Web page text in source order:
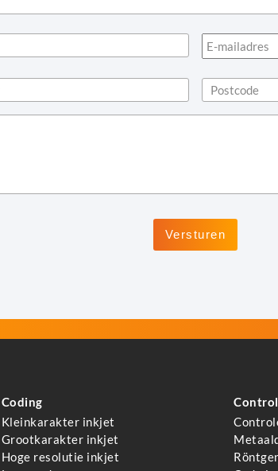
Coding
Kleinkarakter inkjet
Grootkarakter inkjet
Hoge resolutie inkjet